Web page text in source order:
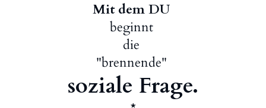
Mit dem DU
beginnt
die
"brennende"
soziale Frage.